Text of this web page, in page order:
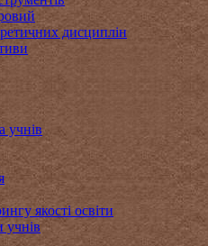
дисциплін
учнів
якості освіти
учнів